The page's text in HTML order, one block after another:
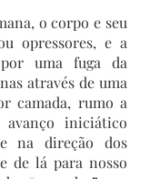
o corpo e seu
opressores, e a
por uma fuga da
através de uma
camada, rumo a
avanço iniciático
na direção dos
de lá para nosso